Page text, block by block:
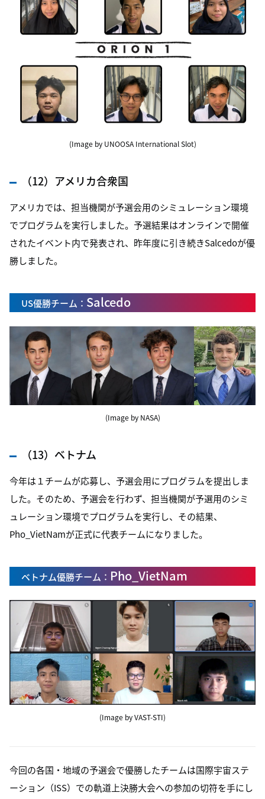
(Image by UNOOSA International Slot)
（12）アメリカ合衆国
アメリカでは、担当機関が予選会用のシミュレーション環境
でプログラムを実行しました。予選結果はオンラインで開催
されたイベント内で発表され、昨年度に引き続きSalcedoが優
勝しました。
US優勝チーム： Salcedo
(Image by NASA)
（13）ベトナム
今年は１チームが応募し、予選会用にプログラムを提出しま
した。そのため、予選会を行わず、担当機関が予選用のシミ
ュレーション環境でプログラムを実行し、その結果、
Pho_VietNamが正式に代表チームになりました。
ベトナム優勝チーム： Pho_VietNam
(Image by VAST-STI)
今回の各国・地域の予選会で優勝したチームは国際宇宙ステ
ーション（ISS）での軌道上決勝大会への参加の切符を手にし